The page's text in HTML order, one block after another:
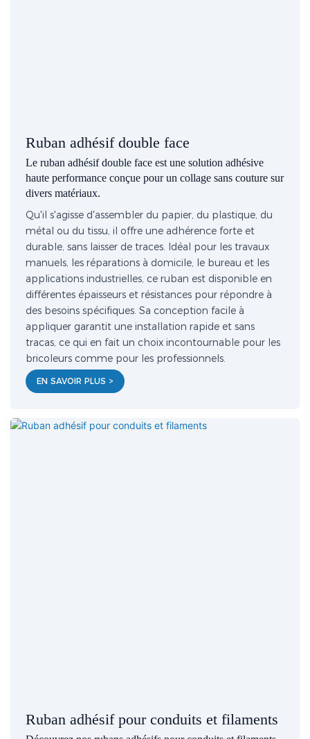
Ruban adhésif double face
Le ruban adhésif double face est une solution adhésive
haute performance conçue pour un collage sans couture sur
divers matériaux.
Qu'il s'agisse d'assembler du papier, du plastique, du
métal ou du tissu, il offre une adhérence forte et
durable, sans laisser de traces. Idéal pour les travaux
manuels, les réparations à domicile, le bureau et les
applications industrielles, ce ruban est disponible en
différentes épaisseurs et résistances pour répondre à
des besoins spécifiques. Sa conception facile à
appliquer garantit une installation rapide et sans
tracas, ce qui en fait un choix incontournable pour les
bricoleurs comme pour les professionnels.
EN SAVOIR PLUS >
Ruban adhésif pour conduits et filaments